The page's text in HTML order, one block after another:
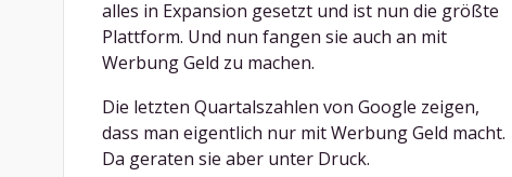
alles in Expansion gesetzt und ist nun die größte
Plattform. Und nun fangen sie auch an mit
Werbung Geld zu machen.
Die letzten Quartalszahlen von Google zeigen,
dass man eigentlich nur mit Werbung Geld macht.
Da geraten sie aber unter Druck.